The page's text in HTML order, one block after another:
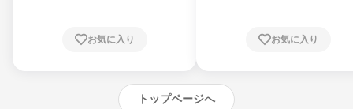
崎県、熊本県、大分県、宮崎県、鹿児島県、
お気に入り お気に入り
トップページへ